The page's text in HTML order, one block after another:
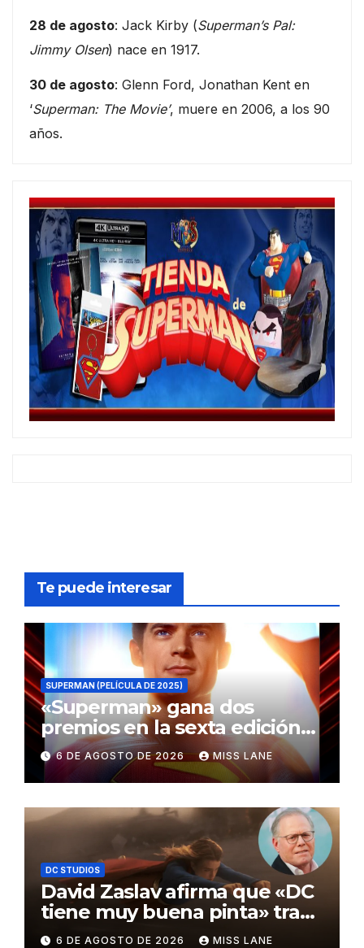
28 de agosto: Jack Kirby (Superman’s Pal:
Jimmy Olsen) nace en 1917.
30 de agosto: Glenn Ford, Jonathan Kent en
‘Superman: The Movie’, muere en 2006, a los 90
años.
Te puede interesar
SUPERMAN (PELÍCULA DE 2025)
«Superman» gana dos
premios en la sexta edición
de los Critics Choice Super
Awards
6 DE AGOSTO DE 2026 MISS LANE
DC STUDIOS
David Zaslav afirma que «DC
tiene muy buena pinta» tras
el fracaso de «Supergirl»
6 DE AGOSTO DE 2026 MISS LANE